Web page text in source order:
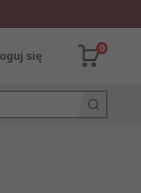
się
0